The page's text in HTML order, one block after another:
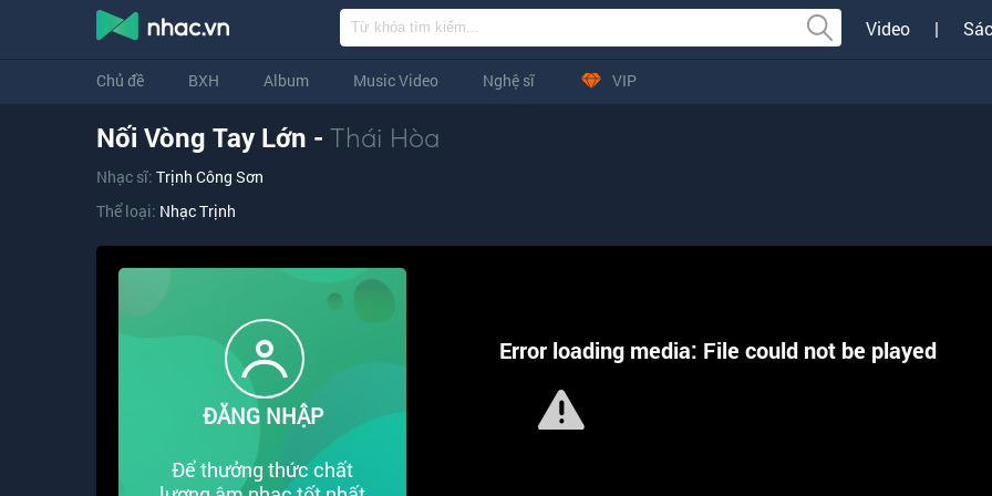
Video |
Chủ đề BXH Album Music Video Nghệ sĩ VIP
Nối Vòng Tay Lớn - Thái Hòa
Nhạc sĩ: Trịnh Công Sơn
Thể loại: Nhạc Trịnh
Error loading media: File could not be played
ĐĂNG NHẬP
Để thưởng thức chất